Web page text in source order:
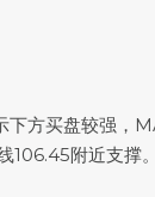
方买盘较强，
附近支撑。